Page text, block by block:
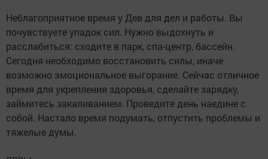
Неблагоприятное время у Дев для дел и работы. Вы
почувствуете упадок сил. Нужно выдохнуть и
расслабиться: сходите в парк, спа-центр, бассейн.
Сегодня необходимо восстановить силы, иначе
возможно эмоциональное выгорание. Сейчас отличное
время для укрепления здоровья, сделайте зарядку,
займитесь закаливанием. Проведите день наедине с
собой. Настало время подумать, отпустить проблемы и
тяжелые думы.